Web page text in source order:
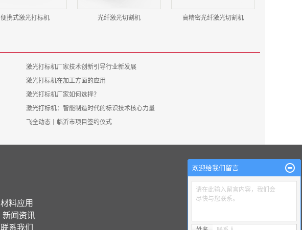
便携式激光打标机 光纤激光切割机 高精密光纤激光切割机
激光打标机厂家技术创新引导行业新发展
激光打标机在加工方面的应用
激光打标机厂家如何选择？
激光打标机：智能制造时代的标识技术核心力量​
飞全动态丨临沂市项目签约仪式
材料应用
新闻资讯
联系我们
欢迎给我们留言
请在此输入留言内容，我们会
尽快与您联系。